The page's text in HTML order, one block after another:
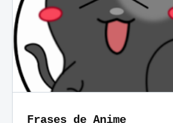
Frases de Anime